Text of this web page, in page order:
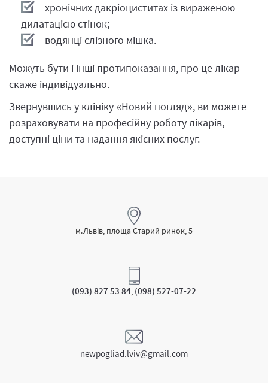
хронічних дакріоциститах із вираженою
дилатацією стінок;
водянці слізного мішка.
Можуть бути і інші протипоказання, про це лікар
скаже індивідуально.
Звернувшись у клініку «Новий погляд», ви можете
розраховувати на професійну роботу лікарів,
доступні ціни та надання якісних послуг.
м.Львів, площа Старий ринок, 5
(093) 827 53 84, (098) 527-07-22
newpogliad.lviv@gmail.com